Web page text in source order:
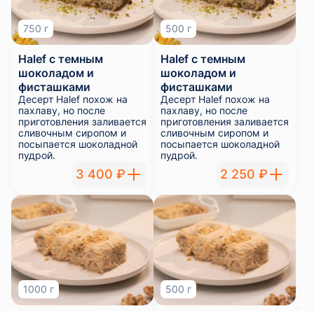
750 г
Halef с темным
шоколадом и
фисташками
Десерт Halef похож на
пахлаву, но после
приготовления заливается
сливочным сиропом и
посыпается шоколадной
пудрой.
3 400 ₽
500 г
Halef с темным
шоколадом и
фисташками
Десерт Halef похож на
пахлаву, но после
приготовления заливается
сливочным сиропом и
посыпается шоколадной
пудрой.
2 250 ₽
1000 г 500 г